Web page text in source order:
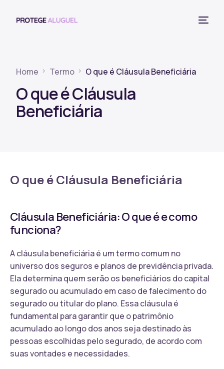
Home Termo O que é Cláusula Beneficiária
O que é Cláusula
Beneficiária
O que é Cláusula Beneficiária
Cláusula Beneficiária: O que é e como
funciona?
A cláusula beneficiária é um termo comum no
universo dos seguros e planos de previdência privada.
Ela determina quem serão os beneficiários do capital
segurado ou acumulado em caso de falecimento do
segurado ou titular do plano. Essa cláusula é
fundamental para garantir que o patrimônio
acumulado ao longo dos anos seja destinado às
pessoas escolhidas pelo segurado, de acordo com
suas vontades e necessidades.